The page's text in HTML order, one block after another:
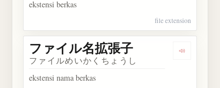
ekstensi berkas
file extension
Dengarkan
ファイル名拡張子
ファイルめいかくちょうし
ekstensi nama berkas